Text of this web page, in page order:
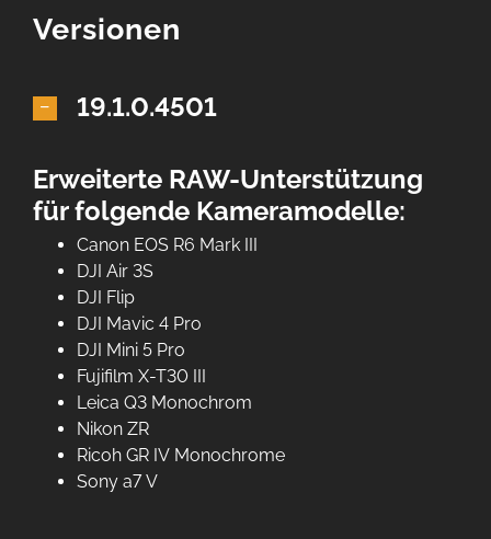
Versionen
19.1.0.4501
Erweiterte RAW-Unterstützung
für folgende Kameramodelle:
Canon EOS R6 Mark III
DJI Air 3S
DJI Flip
DJI Mavic 4 Pro
DJI Mini 5 Pro
Fujifilm X-T30 III
Leica Q3 Monochrom
Nikon ZR
Ricoh GR IV Monochrome
Sony a7 V